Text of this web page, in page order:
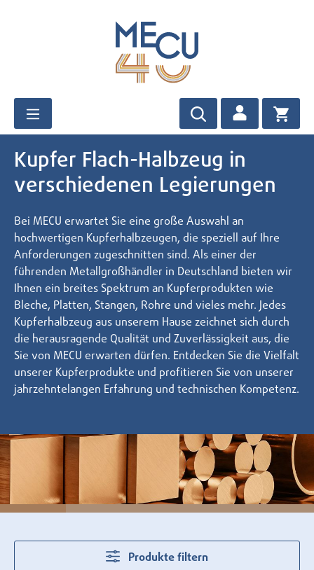
Kupfer Flach-Halbzeug in
verschiedenen Legierungen
Bei MECU erwartet Sie eine große Auswahl an
hochwertigen Kupferhalbzeugen, die speziell auf Ihre
Anforderungen zugeschnitten sind. Als einer der
führenden Metallgroßhändler in Deutschland bieten wir
Ihnen ein breites Spektrum an Kupferprodukten wie
Bleche, Platten, Stangen, Rohre und vieles mehr. Jedes
Kupferhalbzeug aus unserem Hause zeichnet sich durch
die herausragende Qualität und Zuverlässigkeit aus, die
Sie von MECU erwarten dürfen. Entdecken Sie die Vielfalt
unserer Kupferprodukte und profitieren Sie von unserer
jahrzehntelangen Erfahrung und technischen Kompetenz.
Produkte filtern